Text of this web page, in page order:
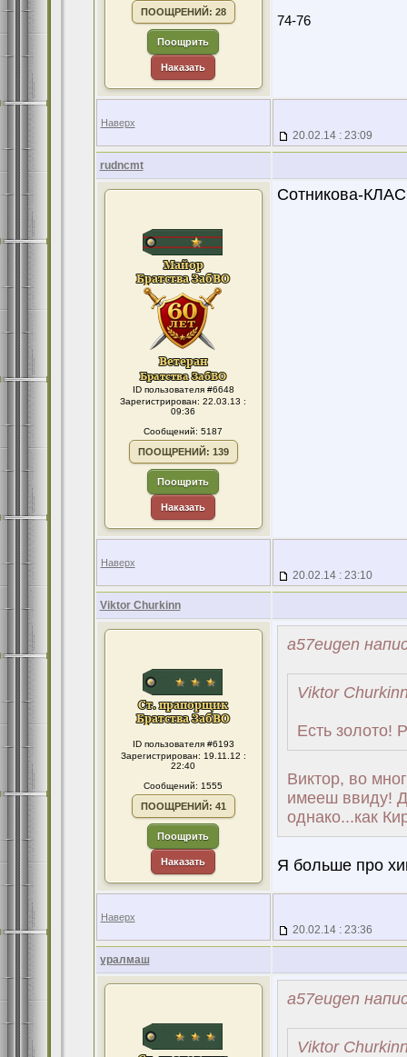
ПООЩРЕНИЙ: 28
Поощрить
Наказать
74-76
Наверх
20.02.14 : 23:09
rudncmt
ID пользователя #6648
Зарегистрирован: 22.03.13 :
09:36
Сообщений: 5187
ПООЩРЕНИЙ: 139
Поощрить
Наказать
Сотникова-
Наверх
20.02.14 : 23:10
Viktor Churkinn
ID пользователя #6193
Зарегистрирован: 19.11.12 :
22:40
Сообщений: 1555
ПООЩРЕНИЙ: 41
Поощрить
Наказать
a57eugen
Viktor
Есть золото!
Виктор, во
имееш ввиду!
однако...как
Я больше про
Наверх
20.02.14 : 23:36
уралмаш
a57eugen
Viktor